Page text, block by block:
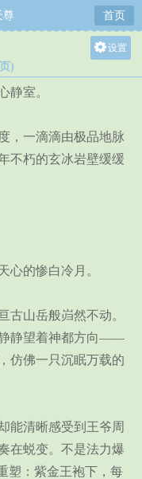
尊 首页
设置
小
)
静室。
，一滴滴由极品地脉
不朽的玄冰岩壁缓缓
心的惨白冷月。
古山岳般岿然不动。
静望着神都方向——
仿佛一只沉眠万载的
能清晰感受到王爷周
在蜕变。不是法力爆
塑：紫金王袍下，每